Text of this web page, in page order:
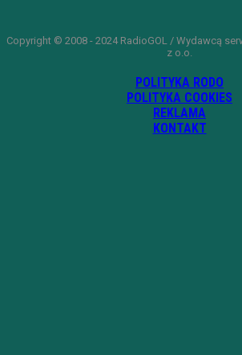
Copyright © 2008 - 2024 RadioGOL / Wydawcą
z o.o.
POLITYKA RODO
POLITYKA COOKIES
REKLAMA
KONTAKT